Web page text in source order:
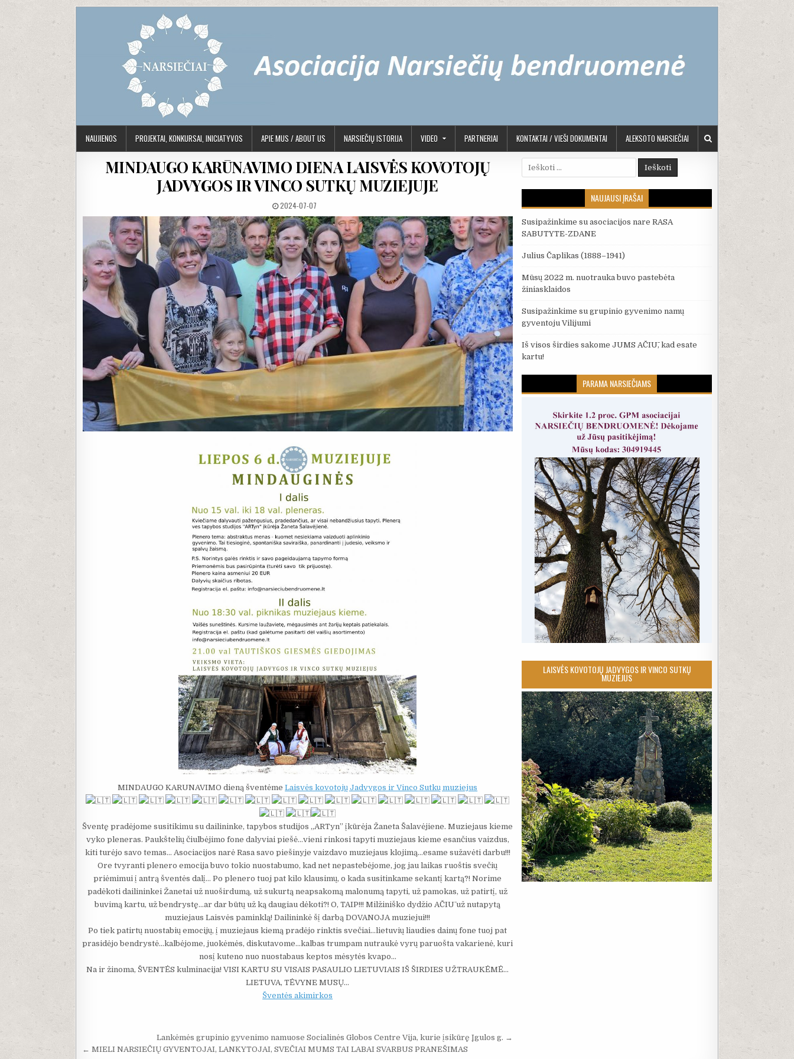
NAUJIENOS PROJEKTAI, KONKURSAI, INICIATYVOS APIE MUS / ABOUT US NARSIEČIŲ ISTORIJA VIDEO PARTNERIAI KONTAKTAI / VIEŠI DOKUMENTAI ALEKSOTO NARSIEČIAI
MINDAUGO KARŪNAVIMO DIENA LAISVĖS KOVOTOJŲ
JADVYGOS IR VINCO SUTKŲ MUZIEJUJE
PUBLISHED DATE:
2024-07-07
MINDAUGO KARŪNAVIMO dieną šventėmeLaisvės kovotojų Jadvygos ir Vinco Sutkų muziejus
Šventę pradėjome susitikimu su dailininke, tapybos studijos „ARTyn” įkūrėja Žaneta Šalavėjiene. Muziejaus kieme
vyko pleneras. Paukštelių čiulbėjimo fone dalyviai piešė…vieni rinkosi tapyti muziejaus kieme esančius vaizdus,
kiti turėjo savo temas… Asociacijos narė Rasa savo piešinyje vaizdavo muziejaus klojimą…esame sužavėti darbu!!!
Ore tvyranti plenero emocija buvo tokio nuostabumo, kad net nepastebėjome, jog jau laikas ruoštis svečių
priėmimui į antrą šventės dalį… Po plenero tuoj pat kilo klausimų, o kada susitinkame sekantį kartą?! Norime
padėkoti dailininkei Žanetai už nuoširdumą, už sukurtą neapsakomą malonumą tapyti, už pamokas, už patirtį, už
buvimą kartu, už bendrystę…ar dar būtų už ką daugiau dėkoti?! O, TAIP!!! Milžiniško dydžio AČIŪ už nutapytą
muziejaus Laisvės paminklą! Dailininkė šį darbą DOVANOJA muziejui!!!
Po tiek patirtų nuostabių emocijų, į muziejaus kiemą pradėjo rinktis svečiai…lietuvių liaudies dainų fone tuoj pat
prasidėjo bendrystė…kalbėjome, juokėmės, diskutavome…kalbas trumpam nutraukė vyrų paruošta vakarienė, kuri
nosį kuteno nuo nuostabaus keptos mėsytės kvapo…
Na ir žinoma, ŠVENTĖS kulminacija! VISI KARTU SU VISAIS PASAULIO LIETUVIAIS IŠ ŠIRDIES UŽTRAUKĖMĖ…
LIETUVA, TĖVYNE MŪSŲ…
Šventės akimirkos
Navigacija tarp įrašų
Lankėmės grupinio gyvenimo namuose Socialinės Globos Centre Vija, kurie įsikūrę Įgulos g. →
← MIELI NARSIEČIŲ GYVENTOJAI, LANKYTOJAI, SVEČIAI MUMS TAI LABAI SVARBUS PRANEŠIMAS
Ieškoti:
NAUJAUSI ĮRAŠAI
Susipažinkime su asociacijos nare RASA
SABUTYTE-ZDANE
Julius Čaplikas (1888–1941)
Mūsų 2022 m. nuotrauka buvo pastebėta
žiniasklaidos
Susipažinkime su grupinio gyvenimo namų
gyventoju Vilijumi
Iš visos širdies sakome JUMS AČIŪ, kad esate
kartu!
PARAMA NARSIEČIAMS
LAISVĖS KOVOTOJŲ JADVYGOS IR VINCO SUTKŲ
MUZIEJUS